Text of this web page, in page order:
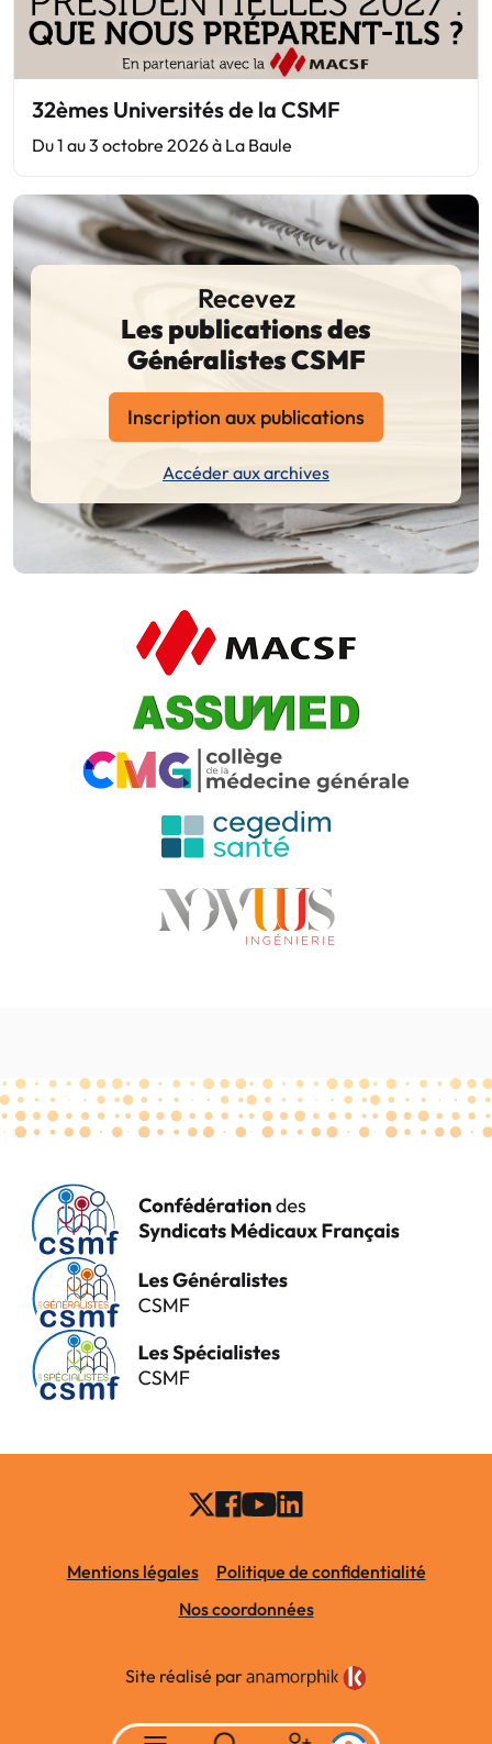
32èmes Universités de la CSMF
Du 1 au 3 octobre 2026 à La Baule
Recevez
Les publications des
Généralistes CSMF
Inscription aux publications
Accéder aux archives
Mentions légales
Politique de confidentialité
Nos coordonnées
Site réalisé par